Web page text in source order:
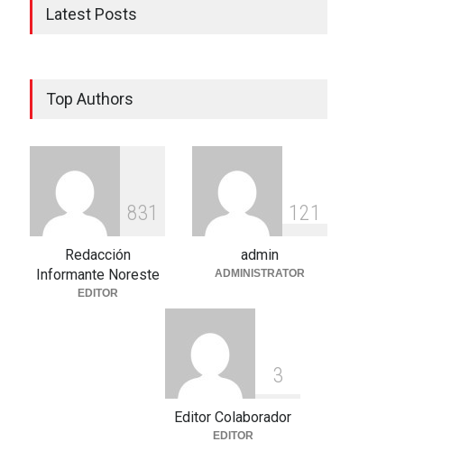
Latest Posts
Top Authors
831
Redacción
Informante Noreste
EDITOR
1 21
admin
ADMINISTRATOR
3
Editor Colaborador
EDITOR